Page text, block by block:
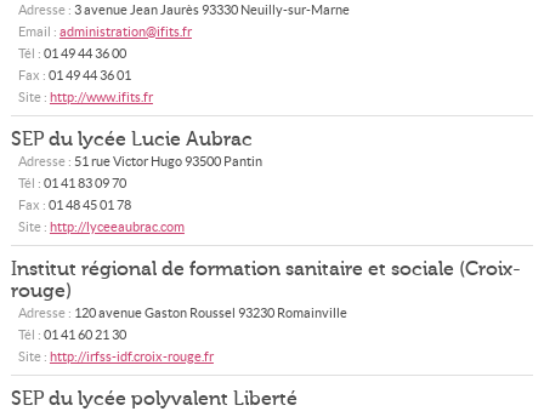
Adresse : 3 avenue Jean Jaurès93330 Neuilly-sur-Marne
Email : administration@ifits.fr
Tél : 01 49 44 36 00
Fax : 01 49 44 36 01
Site : http://www.ifits.fr
SEP du lycée Lucie Aubrac
Adresse : 51 rue Victor Hugo93500 Pantin
Tél : 01 41 83 09 70
Fax : 01 48 45 01 78
Site : http://lyceeaubrac.com
Institut régional de formation sanitaire et sociale (Croix-
rouge)
Adresse : 120 avenue Gaston Roussel 93230 Romainville
Tél : 01 41 60 21 30
Site : http://irfss-idf.croix-rouge.fr
SEP du lycée polyvalent Liberté